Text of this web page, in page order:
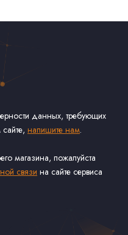
данных, требующих
напишите нам.
магазина, пожалуйста
связи на сайте сервиса